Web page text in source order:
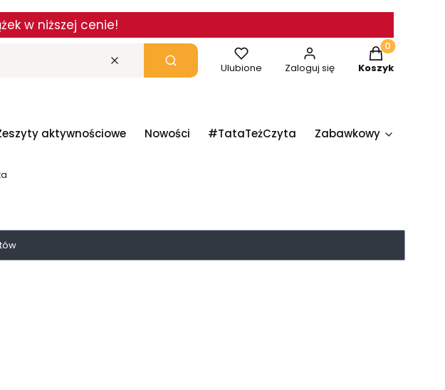
w niższej cenie!
Wyczyść Szukaj Ulubione Zaloguj się
Produkty w
Koszyk
aktywnościowe Nowości #TataTeżCzyta Zabawkowy